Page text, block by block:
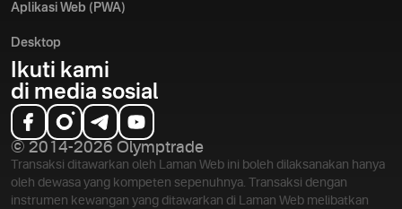
Aplikasi Web (PWA)
Desktop
Ikuti kami
di media sosial
© 2014-2026 Olymptrade
Transaksi ditawarkan oleh Laman Web ini boleh dilaksanakan hanya
oleh dewasa yang kompeten sepenuhnya. Transaksi dengan
instrumen kewangan yang ditawarkan di Laman Web melibatkan